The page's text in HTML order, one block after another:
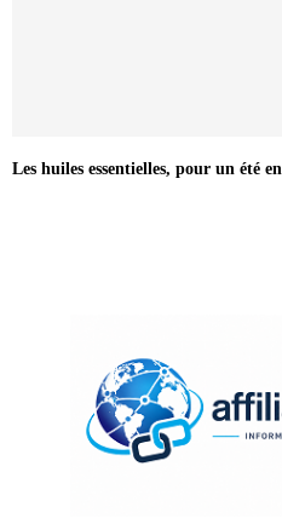
Les huiles essentielles, pour un été